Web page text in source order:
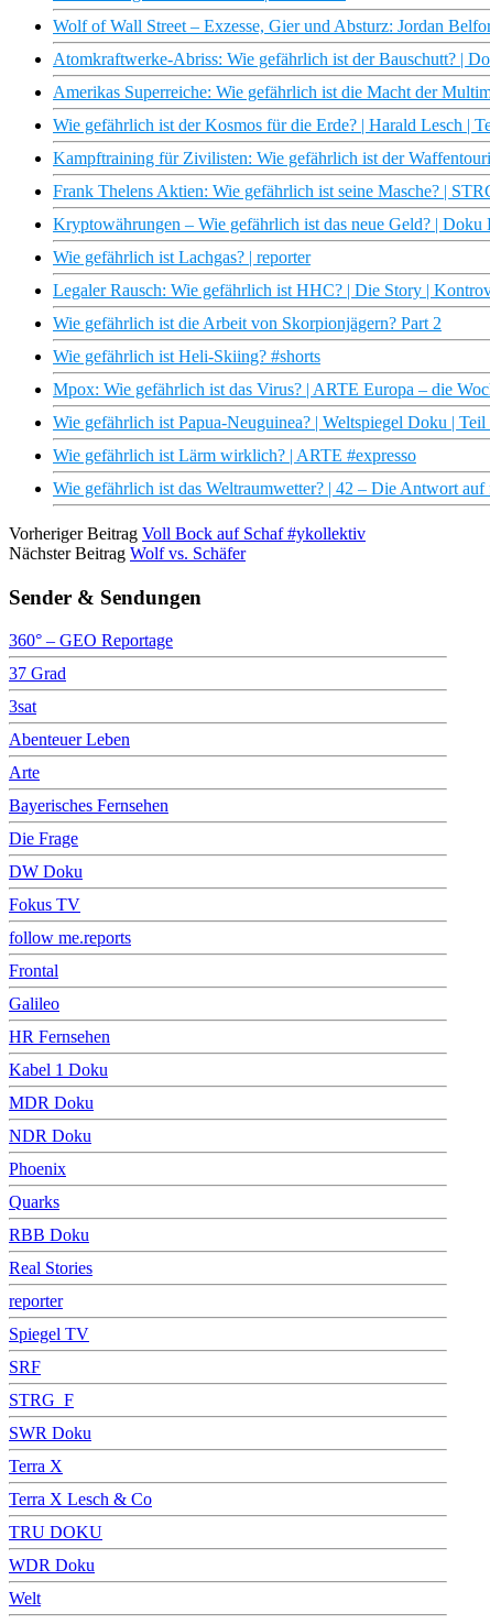
Wolf of Wall Street – Exzesse, Gier und Absturz: Jordan
Atomkraftwerke-Abriss: Wie gefährlich ist der Bauschutt? |
Amerikas Superreiche: Wie gefährlich ist die Macht der
Wie gefährlich ist der Kosmos für die Erde? | Harald Lesch |
Kampftraining für Zivilisten: Wie gefährlich ist der
Frank Thelens Aktien: Wie gefährlich ist seine Masche? |
Kryptowährungen – Wie gefährlich ist das neue Geld? |
Wie gefährlich ist Lachgas? | reporter
Legaler Rausch: Wie gefährlich ist HHC? | Die Story |
Wie gefährlich ist die Arbeit von Skorpionjägern? Part 2
Wie gefährlich ist Heli-Skiing? #shorts
Mpox: Wie gefährlich ist das Virus? | ARTE Europa – die
Wie gefährlich ist Papua-Neuguinea? | Weltspiegel Doku | Teil
Wie gefährlich ist Lärm wirklich? | ARTE #expresso
Wie gefährlich ist das Weltraumwetter? | 42 – Die Antwort auf
Vorheriger Beitrag Voll Bock auf Schaf #ykollektiv
Nächster Beitrag Wolf vs. Schäfer
Sender & Sendungen
360° – GEO Reportage
37 Grad
3sat
Abenteuer Leben
Arte
Bayerisches Fernsehen
Die Frage
DW Doku
Fokus TV
follow me.reports
Frontal
Galileo
HR Fernsehen
Kabel 1 Doku
MDR Doku
NDR Doku
Phoenix
Quarks
RBB Doku
Real Stories
reporter
Spiegel TV
SRF
STRG_F
SWR Doku
Terra X
Terra X Lesch & Co
TRU DOKU
WDR Doku
Welt